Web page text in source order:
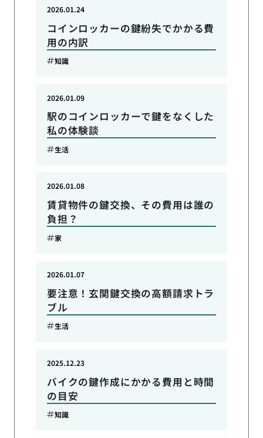
コインロッカーの鍵紛失でかかる費
用の内訳
2026.01.24
知識
駅のコインロッカーで鍵をなくした
私の体験談
2026.01.09
生活
賃貸物件の鍵交換、その費用は誰の
負担？
2026.01.08
家
要注意！玄関鍵交換の高額請求トラ
ブル
2026.01.07
生活
バイクの鍵作成にかかる費用と時間
の目安
2025.12.23
知識